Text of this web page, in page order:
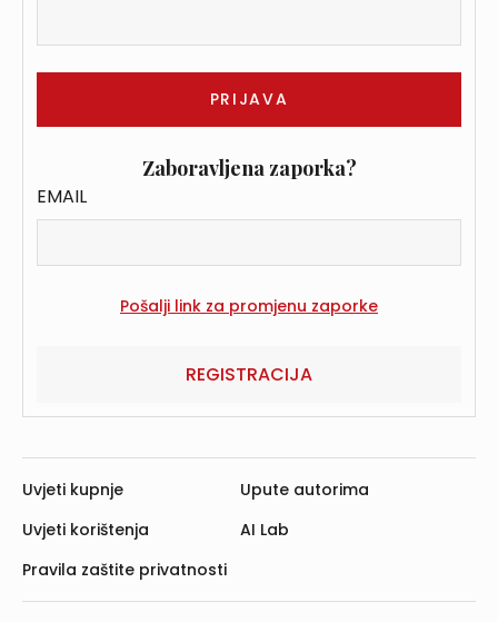
Zaboravljena zaporka?
EMAIL
REGISTRACIJA
Uvjeti kupnje
Uvjeti korištenja
Pravila zaštite privatnosti
Upute autorima
AI Lab